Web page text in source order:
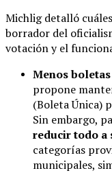
Michlig detalló
borrador del
votación y el
Menos
propone
(Boleta Única)
Sin embargo,
reducir todo a
categorías
municipales,